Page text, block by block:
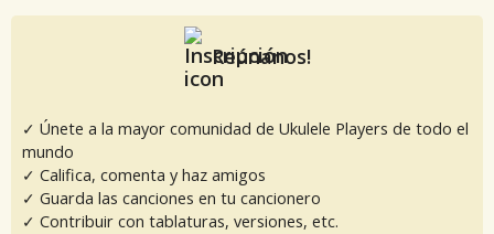
Reúnanos!
✓ Únete a la mayor comunidad de Ukulele Players de todo el
mundo
✓ Califica, comenta y haz amigos
✓ Guarda las canciones en tu cancionero
✓ Contribuir con tablaturas, versiones, etc.